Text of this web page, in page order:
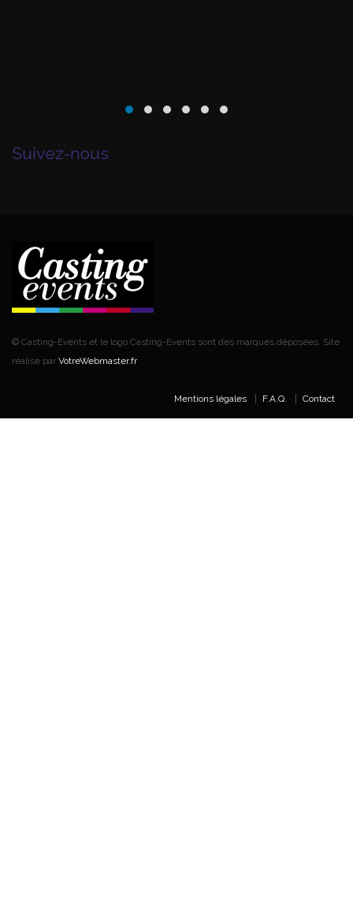
Suivez-nous
© Casting-Events et le logo Casting-Events sont des marques déposées. Site
réalisé par VotreWebmaster.fr
Mentions légales F.A.Q. Contact